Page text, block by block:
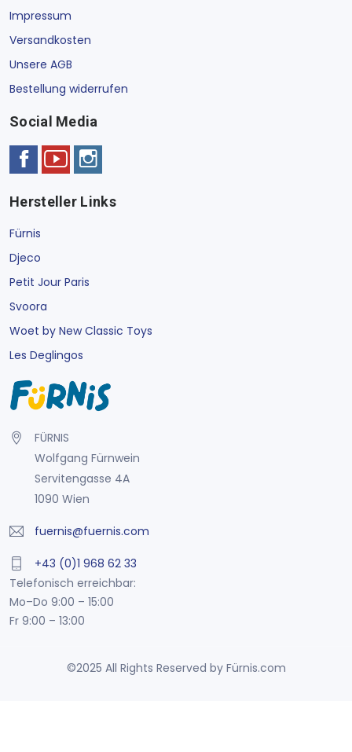
Impressum
Versandkosten
Unsere AGB
Bestellung widerrufen
Social Media
Hersteller Links
Fürnis
Djeco
Petit Jour Paris
Svoora
Woet by New Classic Toys
Les Deglingos
FÜRNIS
Wolfgang Fürnwein
Servitengasse 4A
1090 Wien
fuernis@fuernis.com
+43 (0)1 968 62 33
Telefonisch erreichbar:
Mo–Do 9:00 – 15:00
Fr 9:00 – 13:00
©2025 All Rights Reserved by Fürnis.com